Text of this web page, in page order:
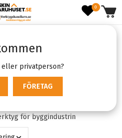
0
eller privatperson?
FÖRETAG
Futech. Rejäla, pålitliga,
för byggindustrin